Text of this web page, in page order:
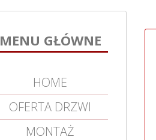
MENU GŁÓWNE
HOME
OFERTA DRZWI
MONTAŻ